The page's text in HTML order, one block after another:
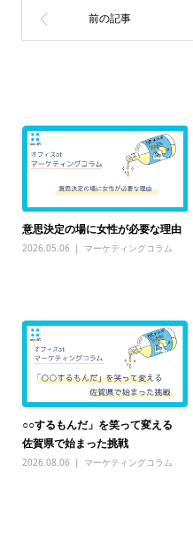
意思決定の場に女性が必要な理由
2026.05.06 マーケティングコラム
○○するもんだ」を笑って変える
佐賀県で始まった挑戦
2026.08.06 マーケティングコラム